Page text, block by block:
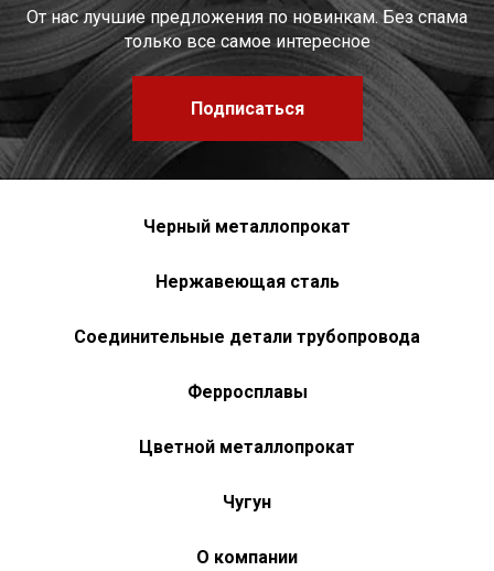
От нас лучшие предложения по новинкам. Без спама
только все самое интересное
Подписаться
Черный металлопрокат
Нержавеющая сталь
Соединительные детали трубопровода
Ферросплавы
Цветной металлопрокат
Чугун
О компании